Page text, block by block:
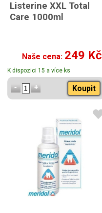
Listerine XXL Total
Care 1000ml
Naše cena: 249 Kč
K dispozici 15 a více ks
Koupit